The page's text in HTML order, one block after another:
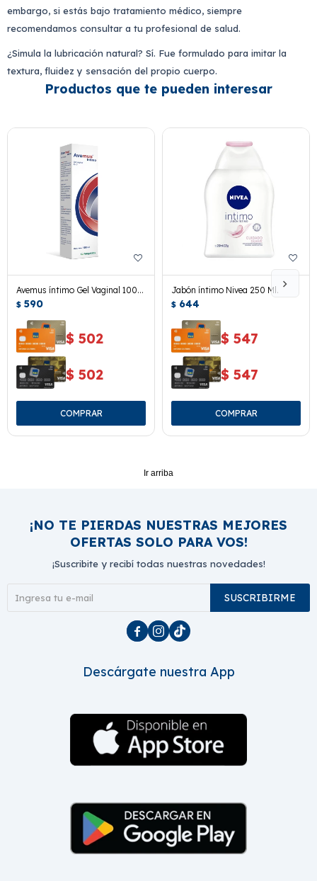
embargo, si estás bajo tratamiento médico, siempre
recomendamos consultar a tu profesional de salud.
¿Simula la lubricación natural? Sí. Fue formulado para imitar la
textura, fluidez y sensación del propio cuerpo.
Productos que te pueden interesar
Avemus íntimo Gel Vaginal 100
Ml.
$ 590
$ 502
$ 502
Jabón íntimo Nivea 250 Ml.
$ 644
$ 547
$ 547
Ir arriba
¡NO TE PIERDAS NUESTRAS MEJORES
OFERTAS SOLO PARA VOS!
¡Suscribite y recibí todas nuestras novedades!
SUSCRIBIRME
  
Descárgate nuestra App